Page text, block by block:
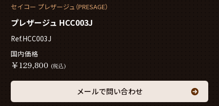
セイコー プレザージュ（PRESAGE）
プレザージュ HCC003J
Ref.HCC003J
国内価格
￥129,800 (税込)
メールで問い合わせ